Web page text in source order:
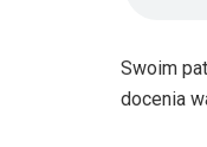
Swoim
docenia